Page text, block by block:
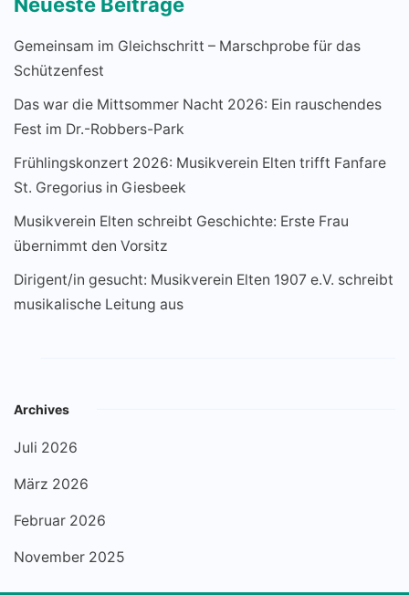
Gemeinsam im Gleichschritt – Marschprobe für das
Schützenfest
Das war die Mittsommer Nacht 2026: Ein rauschendes
Fest im Dr.-Robbers-Park
Frühlingskonzert 2026: Musikverein Elten trifft Fanfare
St. Gregorius in Giesbeek
Musikverein Elten schreibt Geschichte: Erste Frau
übernimmt den Vorsitz
Dirigent/in gesucht: Musikverein Elten 1907 e.V. schreibt
musikalische Leitung aus
Archives
Juli 2026
März 2026
Februar 2026
November 2025